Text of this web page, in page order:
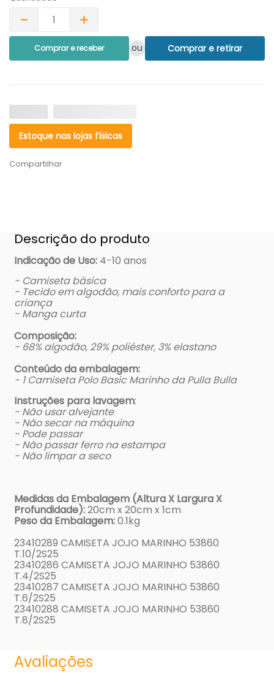
＋
－
Comprar e receber ou Comprar e retirar
Estoque nas lojas físicas
Compartilhar
Descrição do produto
Indicação de Uso: 4-10 anos
- Camiseta básica
- Tecido em algodão, mais conforto para a
criança
- Manga curta
Composição:
- 68% algodão, 29% poliéster, 3% elastano
Conteúdo da embalagem:
- 1 Camiseta Polo Basic Marinho da Pulla Bulla
Instruções para lavagem:
- Não usar alvejante
- Não secar na máquina
- Pode passar
- Não passar ferro na estampa
- Não limpar a seco
Medidas da Embalagem (Altura X Largura X
Profundidade):20cm x 20cm x 1cm
Peso da Embalagem:0.1kg
23410289 CAMISETA JOJO MARINHO 53860
T.10/2S25
23410286 CAMISETA JOJO MARINHO 53860
T.4/2S25
23410287 CAMISETA JOJO MARINHO 53860
T.6/2S25
23410288 CAMISETA JOJO MARINHO 53860
T.8/2S25
Avaliações